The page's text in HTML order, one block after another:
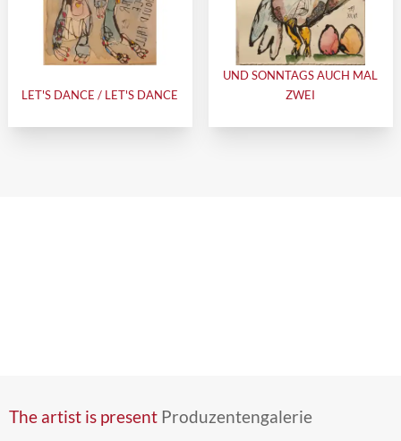
LET'S DANCE / LET'S DANCE
UND SONNTAGS AUCH MAL
ZWEI
The artist is present Produzentengalerie